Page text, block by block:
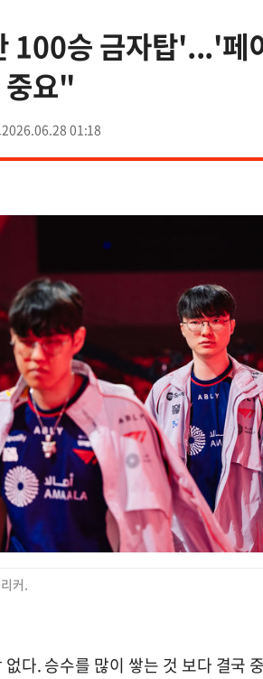
100승 금자탑'...'페
중요"
2026.06.28 01:18
커.
다. 승수를 많이 쌓는 것 보다 결국